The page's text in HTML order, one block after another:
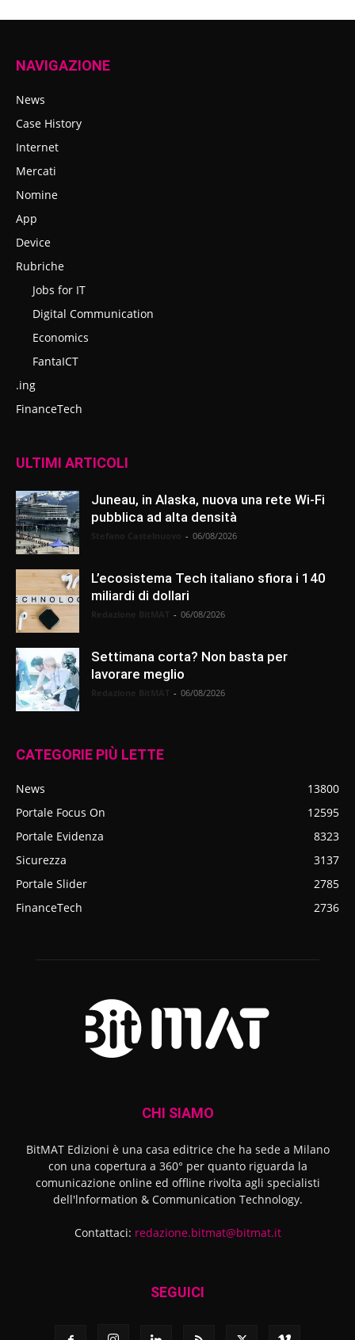
NAVIGAZIONE
News
Case History
Internet
Mercati
Nomine
App
Device
Rubriche
Jobs for IT
Digital Communication
Economics
FantaICT
.ing
FinanceTech
ULTIMI ARTICOLI
Juneau, in Alaska, nuova una rete Wi-Fi
pubblica ad alta densità
- 06/08/2026
L’ecosistema Tech italiano sfiora i 140
miliardi di dollari
- 06/08/2026
Settimana corta? Non basta per
lavorare meglio
- 06/08/2026
CATEGORIE PIÙ LETTE
News
13800
Portale Focus On
12595
Portale Evidenza
8323
Sicurezza
3137
Portale Slider
2785
FinanceTech
2736
CHI SIAMO
BitMAT Edizioni è una casa editrice che ha sede a Milano
con una copertura a 360° per quanto riguarda la
comunicazione online ed offline rivolta agli specialisti
dell'lnformation & Communication Technology.
Contattaci: redazione.bitmat@bitmat.it
SEGUICI